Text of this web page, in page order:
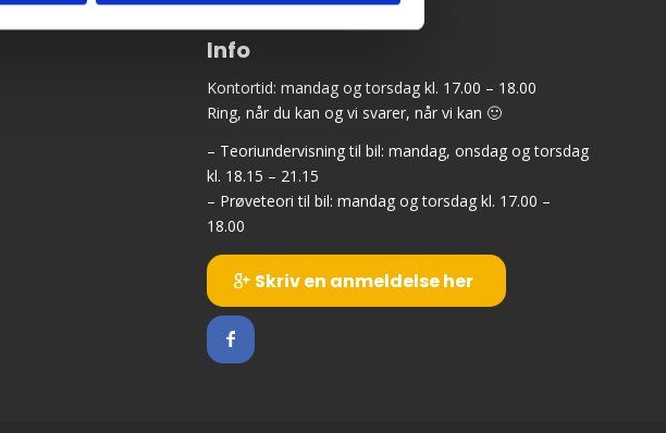
Info
Kontortid: mandag og torsdag kl. 17.00 – 18.00
Ring, når du kan og vi svarer, når vi kan 🙂
– Teoriundervisning til bil: mandag, onsdag og torsdag
kl. 18.15 – 21.15
– Prøveteori til bil: mandag og torsdag kl. 17.00 –
18.00
Skriv en anmeldelse her